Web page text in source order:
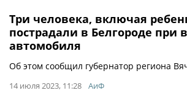
Три человека, включая
пострадали в Белгороде при
автомобиля
Об этом сообщил губернатор региона
14 июля 2023, 11:28 АиФ